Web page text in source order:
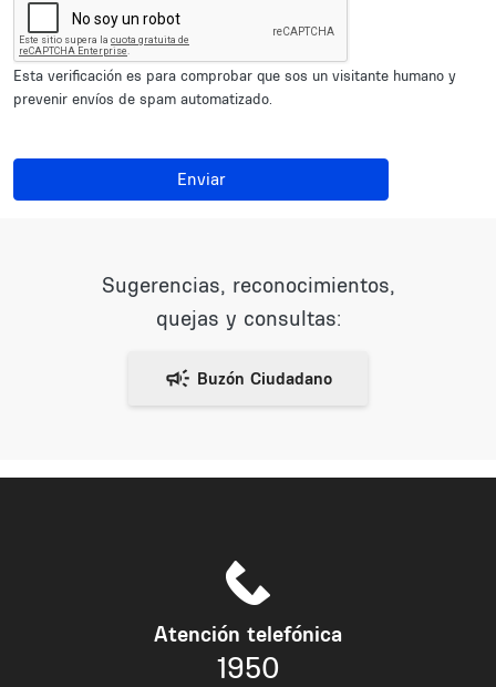
Esta verificación es para comprobar que sos un visitante humano y
prevenir envíos de spam automatizado.
Enviar
Sugerencias, reconocimientos,
quejas y consultas:
Atención telefónica
1950